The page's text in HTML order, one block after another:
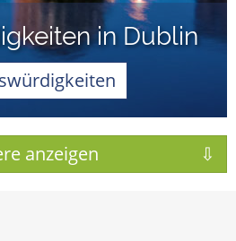
in Dublin